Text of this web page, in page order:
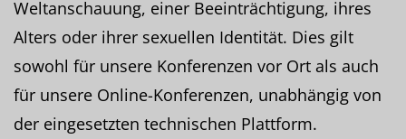
Weltanschauung, einer Beeinträchtigung, ihres
Alters oder ihrer sexuellen Identität. Dies gilt
sowohl für unsere Konferenzen vor Ort als auch
für unsere Online-Konferenzen, unabhängig von
der eingesetzten technischen Plattform.